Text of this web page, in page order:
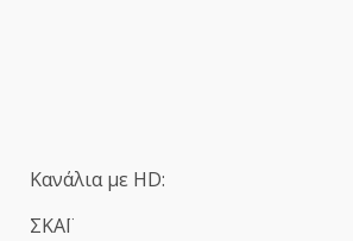
Κανάλια με HD:
ΣΚΑΪ